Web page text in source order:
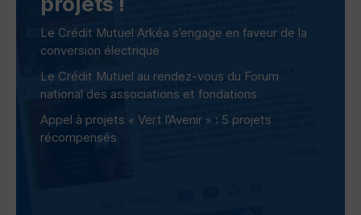
Le Crédit Mutuel Arkéa s’engage en faveur de la
conversion électrique
Le Crédit Mutuel au rendez-vous du Forum
national des associations et fondations
Appel à projets « Vert l’Avenir » : 5 projets
récompensés